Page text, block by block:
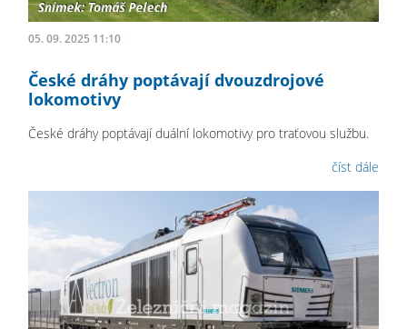
05. 09. 2025 11:10
České dráhy poptávají dvouzdrojové
lokomotivy
České dráhy poptávají duální lokomotivy pro traťovou službu.
číst dále